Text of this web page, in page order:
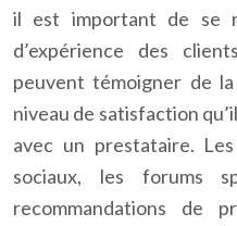
il est important de se
d’expérience des
peuvent témoigner de
niveau de satisfaction
avec un prestataire.
sociaux, les forums
recommandations de